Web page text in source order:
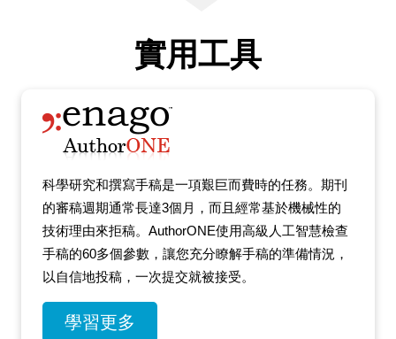
實用工具
科學研究和撰寫手稿是一項艱巨而費時的任務。期刊
的審稿週期通常長達3個月，而且經常基於機械性的
技術理由來拒稿。AuthorONE使用高級人工智慧檢查
手稿的60多個參數，讓您充分瞭解手稿的準備情況，
以自信地投稿，一次提交就被接受。
學習更多